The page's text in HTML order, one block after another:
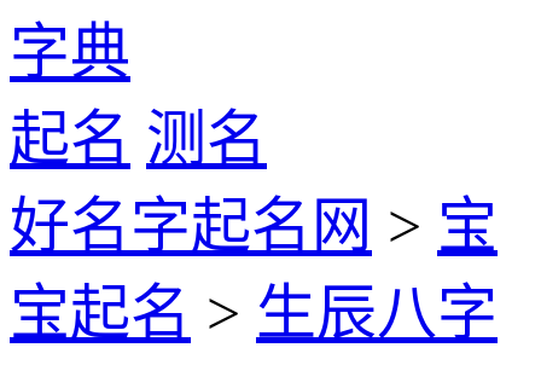
字典
起名 测名
好名字起名网 > 宝
宝起名 > 生辰八字